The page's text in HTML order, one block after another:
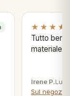
Tutto bene
materiale .
Irene P.Lug
Sul negozio